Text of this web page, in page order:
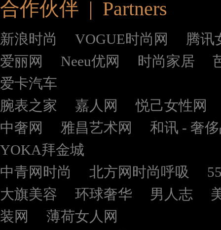
合作伙伴 | Partners
新浪时尚 VOGUE时尚网
腾讯
爱丽网
Neeu优网 时尚家居
爱卡汽车
腕表之家
嘉人网
悦己女性网
中奢网
雅昌艺术网
和讯 - 奢
YOKA拜金城
中青网时尚
北方网时尚呼吸
大旗美容
环球奢华 男人志
装网
薄荷女人网